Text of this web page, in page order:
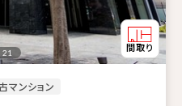
マンション